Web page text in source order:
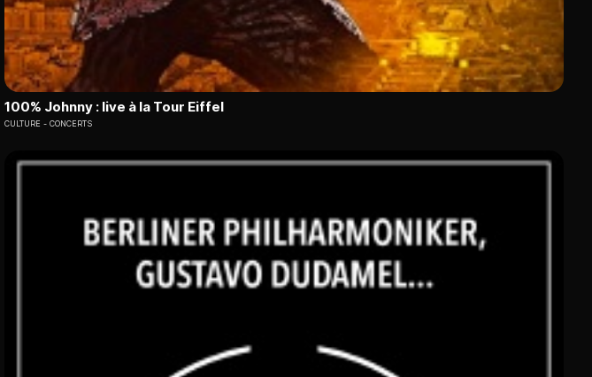
100% Johnny : live à la Tour Eiffel
CULTURE CONCERTS